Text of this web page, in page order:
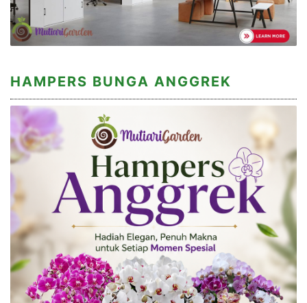
HAMPERS BUNGA ANGGREK